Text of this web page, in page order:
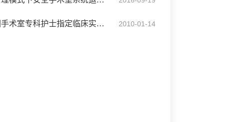
我院手术室成为全国手术室专科护士指定临床实习医院 2010-01-14